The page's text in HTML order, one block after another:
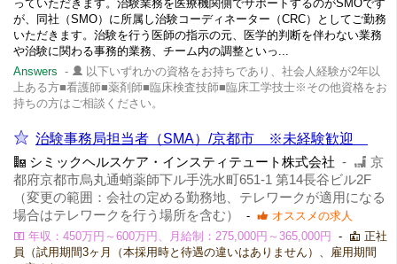
っていただきます。治験業務を医療機関側でサポートするのがSMOです
が、同社（SMO）に所属し治験コーディネーター（CRC）としてご勤務
いただきます。治験を行う医師の指示の元、医学的判断を伴わない業務
や治験に関わる事務的業務、チーム内の調整といっ...
Answers -
以下いずれかの資格をお持ちであり、社会人経験が2年以
上ある方■看護師■薬剤師■臨床検査技師■臨床工学技士※その他資格をお
持ちの方はご相談ください。
治験事務局担当者（SMA）/京都市 ※未経験歓迎
シミックヘルスケア・インスティテュート株式会社 -
京
都府京都市烏丸通蛸薬師下ル手洗水町651-1 第14長谷ビル2F
（変更の範囲：会社の定める勤務地、テレワークが適用になる
場合はテレワークを行う場所を含む）
-
オススメの求人
年収：450万円～600万円、月給制：275,000円～365,000円
-
正社
員（試用期間3ヶ月（本採用時と待遇の違いはありません）、雇用期間